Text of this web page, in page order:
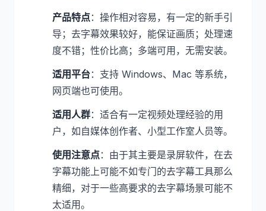
产品特点：操作相对容易，有一定的新手引
导；去字幕效果较好，能保证画质；处理速
度不错；性价比高；多端可用，无需安装。
适用平台：支持 Windows、Mac 等系统，
网页端也可使用。
适用人群：适合有一定视频处理经验的用
户，如自媒体创作者、小型工作室人员等。
使用注意点：由于其主要是录屏软件，在去
字幕功能上可能不如专门的去字幕工具那么
精细，对于一些高要求的去字幕场景可能不
太适用。